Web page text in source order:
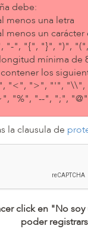
debe:
menos una letra
menos un
"-", "{", "}", ")",
mínima de
los
"<", ">", "'",
"%", "--", ";", "@"
la clausula de
click en "No
poder